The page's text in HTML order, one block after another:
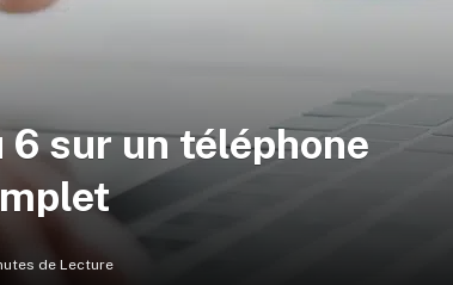
sur un téléphone
de Lecture